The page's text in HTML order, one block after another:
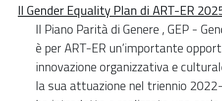
Il Gender Equality Plan di ART-ER
Il Piano Parità di Genere , GEP -
è per ART-ER un’importante
innovazione organizzativa e
la sua attuazione nel triennio